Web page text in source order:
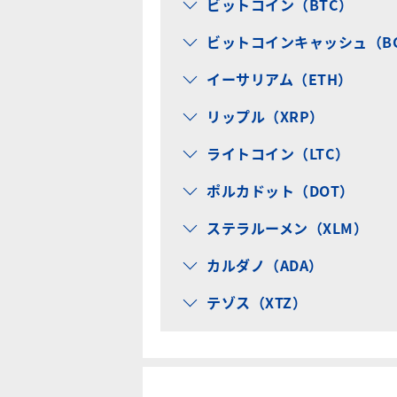
ビットコイン（BTC）
ビットコインキャッシュ（
イーサリアム（ETH）
リップル（XRP）
ライトコイン（LTC）
ポルカドット（DOT）
ステラルーメン（XLM）
カルダノ（ADA）
テゾス（XTZ）